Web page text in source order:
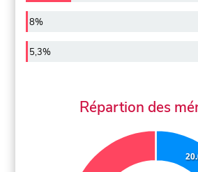
8%
5,3%
Répartion des